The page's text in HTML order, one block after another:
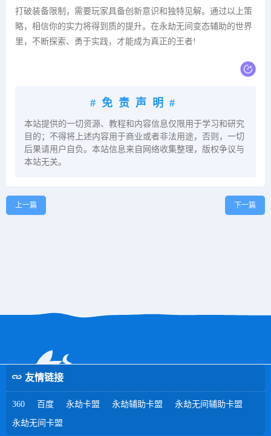
打破装备限制，需要玩家具备创新意识和独特见解。通过以上策
略，相信你的实力将得到质的提升。在永劫无间变态辅助的世界
里，不断探索、勇于实践，才能成为真正的王者!
#免责声明#
本站提供的一切资源、教程和内容信息仅限用于学习和研究
目的；不得将上述内容用于商业或者非法用途，否则，一切
后果请用户自负。本站信息来自网络收集整理，版权争议与
本站无关。
上一篇 下一篇
友情链接
360 百度 永劫卡盟 永劫辅助卡盟 永劫无间辅助卡盟
永劫无间卡盟